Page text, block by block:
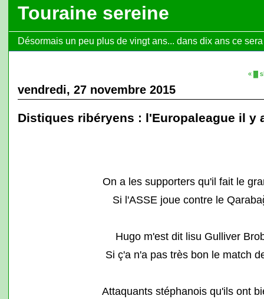
Touraine sereine
Désormais un peu plus de vingt ans... dans dix ans ce
« ▓
vendredi, 27 novembre 2015
Distiques ribéryens : l'Europaleague il y
On a les supporters qu'il fait le
Si l'ASSE joue contre le
Hugo m'est dit lisu Gulliver
Si ç'a n'a pas très bon le match
Attaquants stéphanois qu'ils ont